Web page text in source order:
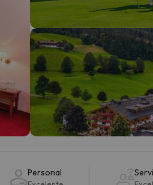
el norte. En cuanto encuentre su
Personal